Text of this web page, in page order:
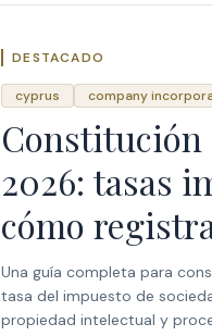
DESTACADO
cyprus company
Constitución
2026: tasas
cómo
Una guía completa para
tasa del impuesto de
propiedad intelectual y